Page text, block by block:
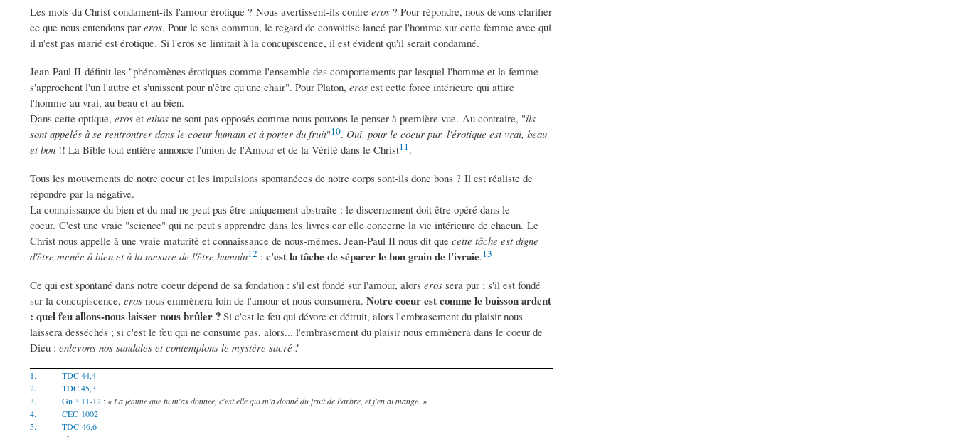
Les mots du Christ condament-ils l'amour érotique ? Nous avertissent-ils contre eros ? Pour répondre, nous devons clarifier
ce que nous entendons par eros. Pour le sens commun, le regard de convoitise lancé par l'homme sur cette femme avec qui
il n'est pas marié est érotique. Si l'eros se limitait à la concupiscence, il est évident qu'il serait condamné.
Jean-Paul II définit les "phénomènes érotiques comme l'ensemble des comportements par lesquel l'homme et la femme
s'approchent l'un l'autre et s'unissent pour n'être qu'une chair". Pour Platon, eros est cette force intérieure qui attire
l'homme au vrai, au beau et au bien.
Dans cette optique, eros et ethos ne sont pas opposés comme nous pouvons le penser à première vue. Au contraire, "ils
sont appelés à se rentrontrer dans le coeur humain et à porter du fruit"10. Oui, pour le coeur pur, l'érotique est vrai, beau
et bon !! La Bible tout entière annonce l'union de l'Amour et de la Vérité dans le Christ11 .
Tous les mouvements de notre coeur et les impulsions spontanéees de notre corps sont-ils donc bons ? Il est réaliste de
répondre par la négative.
La connaissance du bien et du mal ne peut pas être uniquement abstraite : le discernement doit être opéré dans le
coeur. C'est une vraie "science" qui ne peut s'apprendre dans les livres car elle concerne la vie intérieure de chacun. Le
Christ nous appelle à une vraie maturité et connaissance de nous-mêmes. Jean-Paul II nous dit que cette tâche est digne
d'être menée à bien et à la mesure de l'être humain12 : c'est la tâche de séparer le bon grain de l'ivraie.13
Ce qui est spontané dans notre coeur dépend de sa fondation : s'il est fondé sur l'amour, alors eros sera pur ; s'il est fondé
sur la concupiscence, eros nous emmènera loin de l'amour et nous consumera. Notre coeur est comme le buisson ardent
: quel feu allons-nous laisser nous brûler ? Si c'est le feu qui dévore et détruit, alors l'embrasement du plaisir nous
laissera desséchés ; si c'est le feu qui ne consume pas, alors... l'embrasement du plaisir nous emmènera dans le coeur de
Dieu : enlevons nos sandales et contemplons le mystère sacré !
1.
TDC 44,4
2.
TDC 45,3
3.
Gn 3,11-12 : « La femme que tu m'as donnée, c'est elle qui m'a donné du fruit de l'arbre, et j'en ai mangé. »
4.
CEC 1002
5.
TDC 46,6